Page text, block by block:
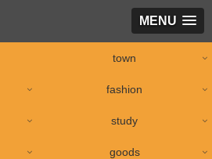
MENU
town
fashion
study
goods